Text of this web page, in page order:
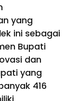
yang
ini sebagai
Bupati
dan
yang
416